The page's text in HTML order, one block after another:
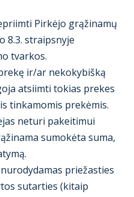
Pirkėjo grąžinamų
8.3. straipsnyje
tvarkos.
ir/ar nekokybišką
atsiimti tokias prekes
tinkamomis prekėmis.
neturi pakeitimui
sumokėta suma,
priežasties
sutarties (kitaip